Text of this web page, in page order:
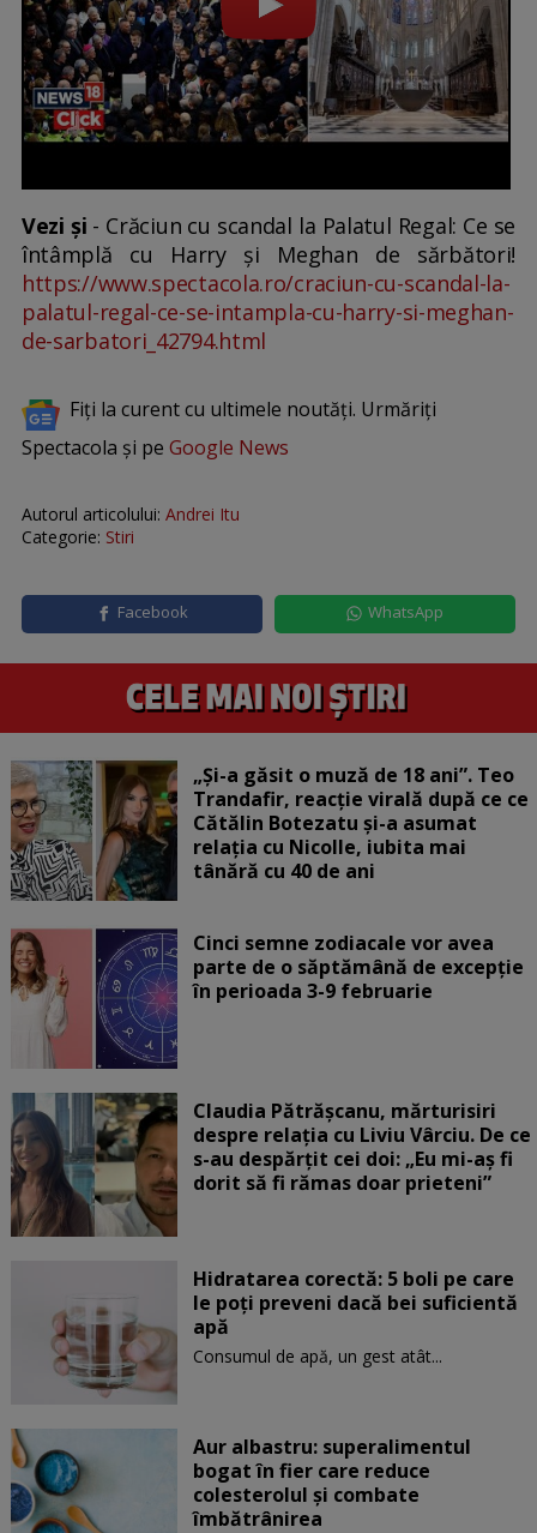
Vezi și - Crăciun cu scandal la Palatul Regal: Ce se
întâmplă cu Harry și Meghan de sărbători!
https://www.spectacola.ro/craciun-cu-scandal-la-
palatul-regal-ce-se-intampla-cu-harry-si-meghan-
de-sarbatori_42794.html
Fiți la curent cu ultimele noutăți. Urmăriți
Spectacola și pe Google News
Autorul articolului: Andrei Itu
Categorie: Stiri
Facebook WhatsApp
„Și-a găsit o muză de 18 ani”. Teo
Trandafir, reacție virală după ce ce
Cătălin Botezatu și-a asumat
relația cu Nicolle, iubita mai
tânără cu 40 de ani
Cinci semne zodiacale vor avea
parte de o săptămână de excepție
în perioada 3-9 februarie
Claudia Pătrășcanu, mărturisiri
despre relația cu Liviu Vârciu. De ce
s-au despărțit cei doi: „Eu mi-aș fi
dorit să fi rămas doar prieteni”
Hidratarea corectă: 5 boli pe care
le poți preveni dacă bei suficientă
apă
Consumul de apă, un gest atât...
Aur albastru: superalimentul
bogat în fier care reduce
colesterolul și combate
îmbătrânirea